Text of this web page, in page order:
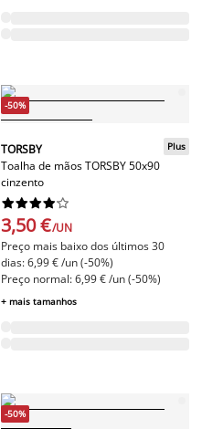
-50%
TORSBY
Toalha de mãos TORSBY 50x90
cinzento
Plus






3,50 €/UN
Preço mais baixo dos últimos 30
dias: 6,99 € /un (-50%)
Preço normal: 6,99 € /un (-50%)
+ mais tamanhos
-50%